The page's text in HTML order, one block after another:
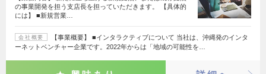
の事業開発を担う支店長を担っていただきます。 【具体的
には】 ■新規営業…
会社概要
【事業概要】 ■インタラクティブについて 当社は、沖縄発のインタ
ーネットベンチャー企業です。2022年からは「地域の可能性を…